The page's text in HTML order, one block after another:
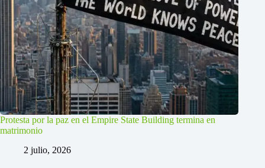
Protesta por la paz en el Empire State Building termina en
matrimonio
2 julio, 2026